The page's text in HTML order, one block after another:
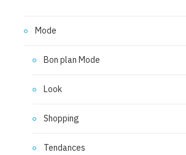
Mode
Bon plan Mode
Look
Shopping
Tendances